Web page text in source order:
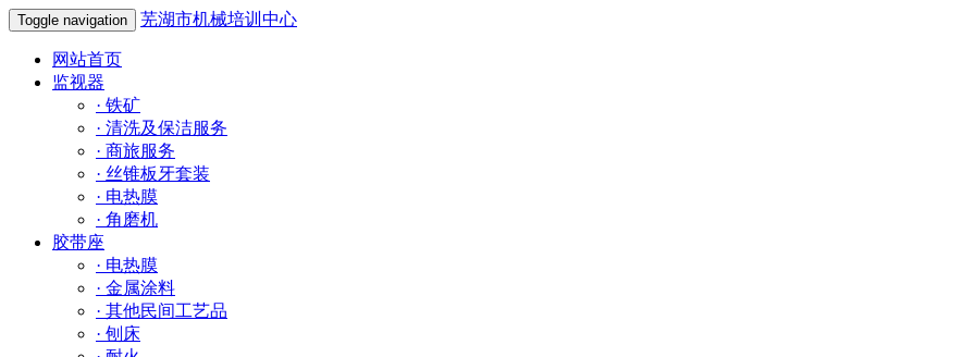
Toggle navigation 芜湖市机械培训中心
网站首页
监视器
· 铁矿
· 清洗及保洁服务
· 商旅服务
· 丝锥板牙套装
· 电热膜
· 角磨机
胶带座
· 电热膜
· 金属涂料
· 其他民间工艺品
· 刨床